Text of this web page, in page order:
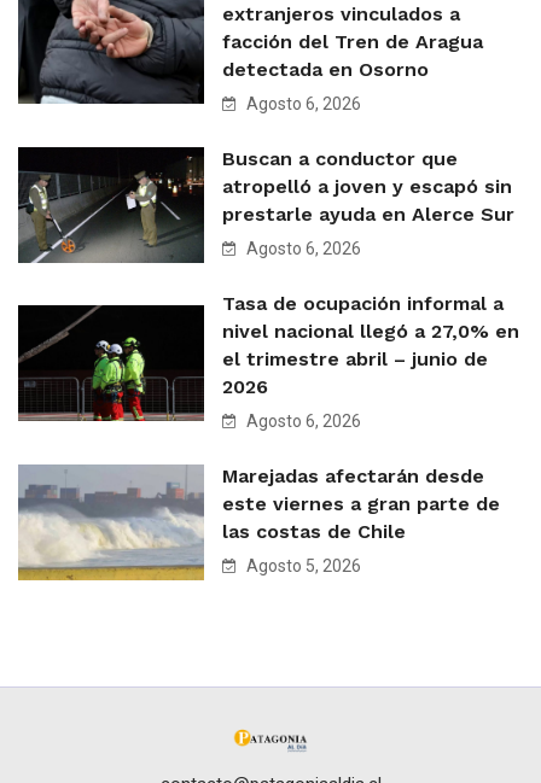
extranjeros vinculados a
facción del Tren de Aragua
detectada en Osorno
Agosto 6, 2026
Buscan a conductor que
atropelló a joven y escapó sin
prestarle ayuda en Alerce Sur
Agosto 6, 2026
Tasa de ocupación informal a
nivel nacional llegó a 27,0% en
el trimestre abril – junio de
2026
Agosto 6, 2026
Marejadas afectarán desde
este viernes a gran parte de
las costas de Chile
Agosto 5, 2026